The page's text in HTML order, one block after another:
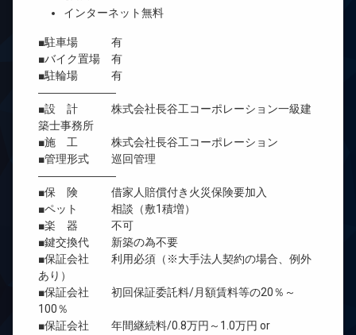
インターネット無料
■駐車場 有
■バイク置場 有
■駐輪場 有
―――――――
■設 計 株式会社長谷工コーポレーション一級建
築士事務所
■施 工 株式会社長谷工コーポレーション
■管理形式 巡回管理
―――――――
■保 険 借家人賠償付き火災保険要加入
■ペット 相談（敷1積増）
■楽 器 不可
■鍵交換代 新築の為不要
■保証会社 利用必須（※大手法人契約の場合、例外
あり）
■保証会社 初回保証委託料/月額賃料等の20％～
100％
■保証会社 年間継続料/0.8万円～1.0万円 or